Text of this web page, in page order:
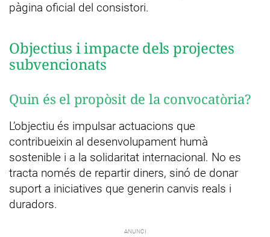
pàgina oficial del consistori.
Objectius i impacte dels projectes
subvencionats
Quin és el propòsit de la convocatòria?
L’objectiu és impulsar actuacions que
contribueixin al desenvolupament humà
sostenible i a la solidaritat internacional. No es
tracta només de repartir diners, sinó de donar
suport a iniciatives que generin canvis reals i
duradors.